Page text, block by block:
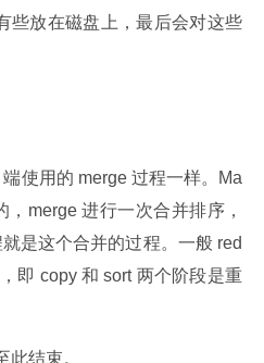
些放在磁盘上，最后会对这些
使用的 merge 过程一样。Ma
merge 进行一次合并排序，
是这个合并的过程。一般 red
即 copy 和 sort 两个阶段是重
此结束。